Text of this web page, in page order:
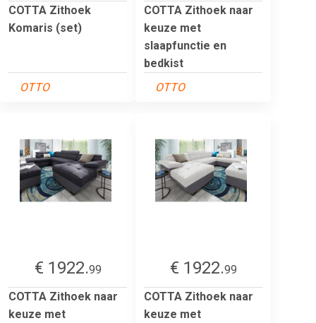
COTTA Zithoek
Komaris (set)
OTTO
COTTA Zithoek naar
keuze met
slaapfunctie en
bedkist
OTTO
€ 1922.99
COTTA Zithoek naar
keuze met
€ 1922.99
COTTA Zithoek naar
keuze met